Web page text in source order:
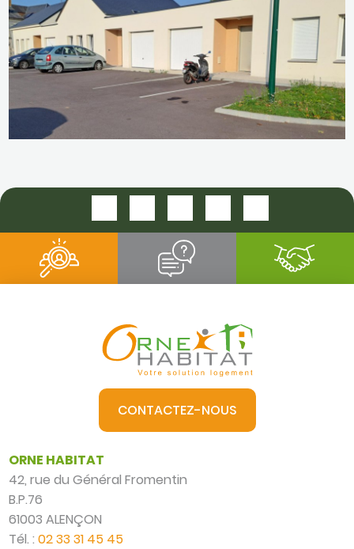
PLACE DU TENNIS
CONTACTEZ-NOUS
ORNE HABITAT
42, rue du Général Fromentin
B.P.76
61003 ALENÇON
Tél. :02 33 31 45 45